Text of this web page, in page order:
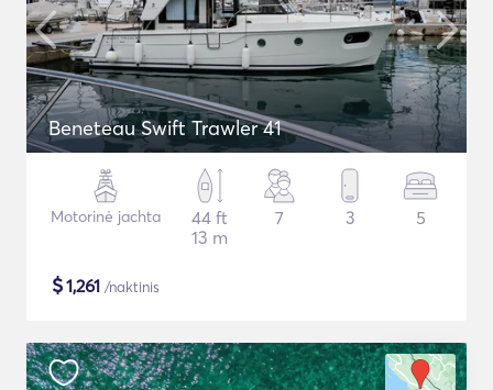
Beneteau Swift Trawler 41
Motorinė jachta
44 ft
13 m
7 3 5
$1,261 /naktinis